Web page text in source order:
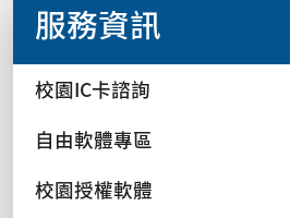
服務資訊
校園IC卡諮詢
自由軟體專區
校園授權軟體